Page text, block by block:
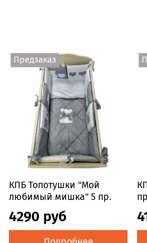
Предзаказ
КПБ Топотушки "Мой
любимый мишка" 5 пр.
4290 руб
пр